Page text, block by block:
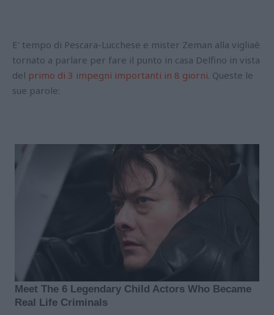
E' tempo di Pescara-Lucchese e mister Zeman alla vigliaè
tornato a parlare per fare il punto in casa Delfino in vista
del primo di 3 impegni importanti in 8 giorni. Queste le
sue parole: